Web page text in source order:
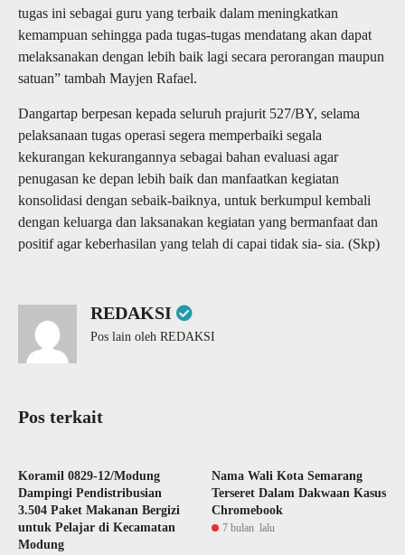
tugas ini sebagai guru yang terbaik dalam meningkatkan
kemampuan sehingga pada tugas-tugas mendatang akan dapat
melaksanakan dengan lebih baik lagi secara perorangan maupun
satuan” tambah Mayjen Rafael.
Dangartap berpesan kepada seluruh prajurit 527/BY, selama
pelaksanaan tugas operasi segera memperbaiki segala
kekurangan kekurangannya sebagai bahan evaluasi agar
penugasan ke depan lebih baik dan manfaatkan kegiatan
konsolidasi dengan sebaik-baiknya, untuk berkumpul kembali
dengan keluarga dan laksanakan kegiatan yang bermanfaat dan
positif agar keberhasilan yang telah di capai tidak sia- sia. (Skp)
REDAKSI
Pos lain oleh REDAKSI
Pos terkait
Koramil 0829-12/Modung
Dampingi Pendistribusian
3.504 Paket Makanan Bergizi
untuk Pelajar di Kecamatan
Modung
Nama Wali Kota Semarang
Terseret Dalam Dakwaan Kasus
Chromebook
7 bulan lalu